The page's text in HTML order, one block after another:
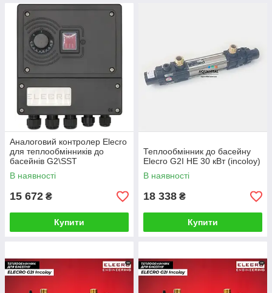
Аналоговий контролер Elecro
для теплообмінників до
басейнів G2\SST
В наявності
15 672 ₴
Купити
Теплообмінник до басейну
Elecro G2I HE 30 кВт (incoloy)
В наявності
18 338 ₴
Купити